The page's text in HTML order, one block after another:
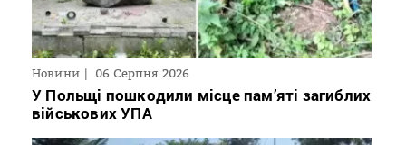
Новини 06 Серпня 2026
У Польщі пошкодили місце пам’яті загиблих
військових УПА